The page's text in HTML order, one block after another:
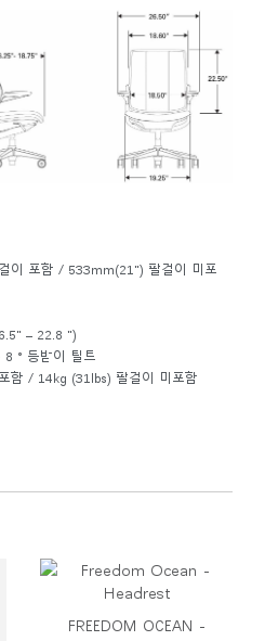
Museum 및 1999 Chrysler
Design Award를 수상했습
좌석 높이 조정을 위한 공압 실
클라인까지 수많은 돌파구를 개
, 특히 좌석을 위한 디자인에 그
.
이 포함 / 533mm(21") 팔걸이 미포
– 22.8 ")
° 등받이 틸트
함 / 14kg (31lbs) 팔걸이 미포함
FREEDOM OCEAN -